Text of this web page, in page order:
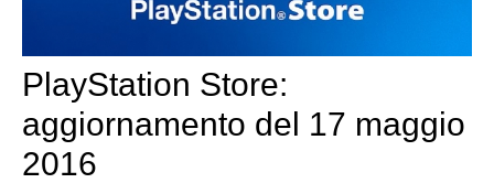
PlayStation Store:
aggiornamento del 17 maggio
2016